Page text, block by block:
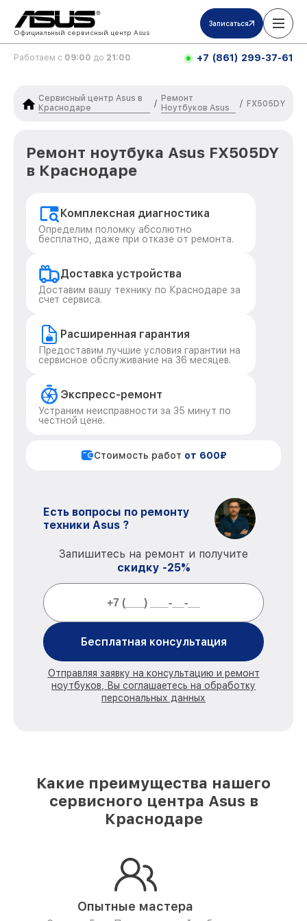
Официальный сервисный центр Asus
Записаться
Работаем с 09:00 до 21:00 +7 (861) 299-37-61
Сервисный центр Asus в
Краснодаре
/
Ремонт
Ноутбуков Asus
/ FX505DY
Ремонт ноутбука Asus FX505DY
в Краснодаре
Комплексная диагностика
Определим поломку абсолютно
бесплатно, даже при отказе от ремонта.
Доставка устройства
Доставим вашу технику по Краснодаре за
счет сервиса.
Расширенная гарантия
Предоставим лучшие условия гарантии на
сервисное обслуживание на 36 месяцев.
Экспресс-ремонт
Устраним неисправности за 35 минут по
честной цене.
Стоимость работ от 600₽
Есть вопросы по ремонту
техники Asus ?
Запишитесь на ремонт и получите
скидку -25%
Бесплатная консультация
Отправляя заявку на консультацию и ремонт
ноутбуков, Вы соглашаетесь на обработку
персональных данных
Какие преимущества нашего
сервисного центра Asus в
Краснодаре
Опытные мастера